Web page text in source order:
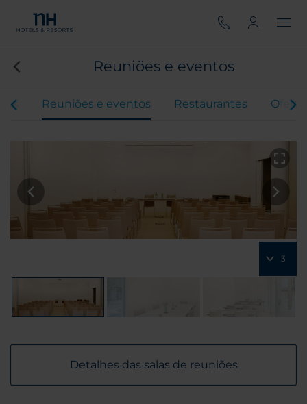
Reuniões e eventos
Reuniões e eventos Restaurantes
3
Detalhes das salas de reuniões